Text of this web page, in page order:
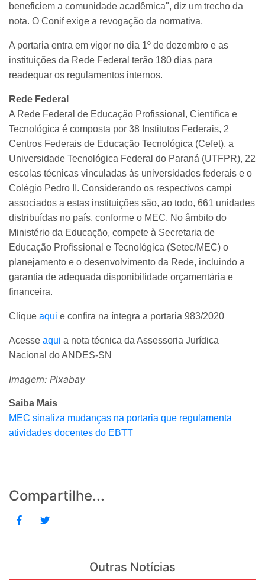
beneficiem a comunidade acadêmica", diz um trecho da
nota. O Conif exige a revogação da normativa.
A portaria entra em vigor no dia 1º de dezembro e as
instituições da Rede Federal terão 180 dias para
readequar os regulamentos internos.
Rede Federal
A Rede Federal de Educação Profissional, Científica e
Tecnológica é composta por 38 Institutos Federais, 2
Centros Federais de Educação Tecnológica (Cefet), a
Universidade Tecnológica Federal do Paraná (UTFPR), 22
escolas técnicas vinculadas às universidades federais e o
Colégio Pedro II. Considerando os respectivos campi
associados a estas instituições são, ao todo, 661 unidades
distribuídas no país, conforme o MEC. No âmbito do
Ministério da Educação, compete à Secretaria de
Educação Profissional e Tecnológica (Setec/MEC) o
planejamento e o desenvolvimento da Rede, incluindo a
garantia de adequada disponibilidade orçamentária e
financeira.
Clique aqui e confira na íntegra a portaria 983/2020
Acesse aqui a nota técnica da Assessoria Jurídica
Nacional do ANDES-SN
Imagem: Pixabay
Saiba Mais
MEC sinaliza mudanças na portaria que regulamenta
atividades docentes do EBTT
Compartilhe...
Outras Notícias